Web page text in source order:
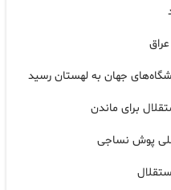
جهان به لهستان رسید
برای ماندن
پوش نساجی